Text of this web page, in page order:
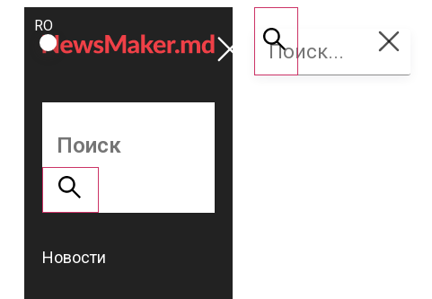
ROMÂNĂ
RU
Поддержать
NM
Новости